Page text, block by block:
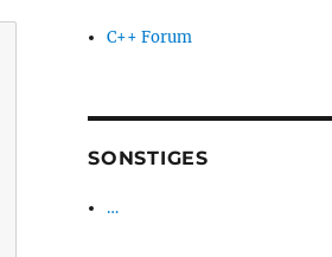
C++ Forum
SONSTIGES
…